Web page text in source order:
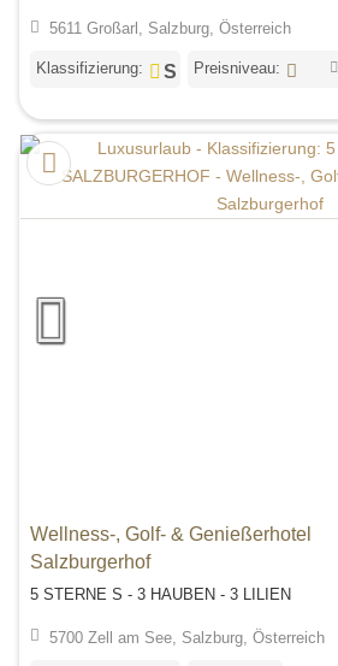
5611 Großarl, Salzburg, Österreich
Klassifizierung: Preisniveau:
Wellness-, Golf- & Genießerhotel
Salzburgerhof
5 STERNE S - 3 HAUBEN - 3 LILIEN
5700 Zell am See, Salzburg, Österreich